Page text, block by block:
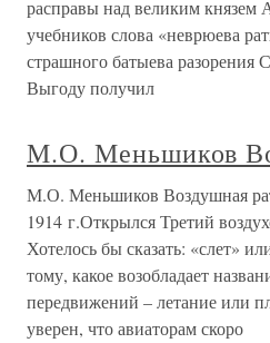
расправы над великим князем
учебников слова «неврюева
страшного батыева разорения
Выгоду получил
М.О. Меньшиков
М.О. Меньшиков Воздушная
1914 г.Открылся Третий
Хотелось бы сказать: «слет»
тому, какое возобладает
передвижений – летание или
уверен, что авиаторам скоро